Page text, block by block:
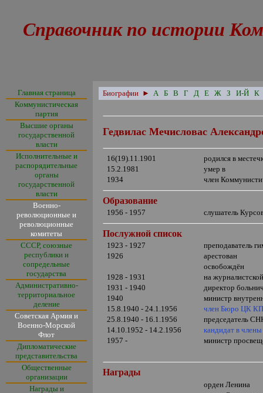
Справочник по истории
Главная страница
Коммунистическая
партия
Высшие органы
государственной
власти
Исполнительные и
распорядительные
органы
государственной
власти
Военно-
революционные и
революционные
комитеты
СССР, союзные
республики и
сопредельные
государства
Административно-
территориальное
деление
Советская Армия и
Военно-Морской
Флот
Дипломатические
представительства
Общественные
организации
Награды и
Биографии ► А Б В Г Д Е Ж З И-Й К
Гедвилас Мечисловас
16(19).11.1901
родился в
15.2.1981
умер в
1934
член
Образование
1956 - 1957 слушатель
Послужной список
1923 - 1927
преподаватель
1926
арестован
освобождён
1928 - 1931
на
1931 - 1940
директор
1940
министр
15.8.1940 - 24.1.1956
член Бюро ЦК
25.8.1940 - 16.1.1956
председатель
14.10.1952 - 14.2.1956
кандидат в
1957 -
министр
Награды
орден Ленина